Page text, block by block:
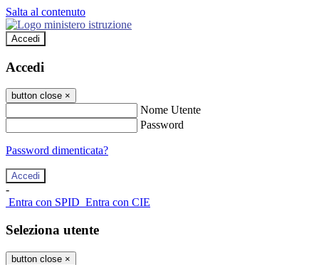
Salta al contenuto
Accedi
Accedi
button close ×
Nome Utente
Password
Password dimenticata?
-
Entra con SPID Entra con CIE
Seleziona utente
button close ×